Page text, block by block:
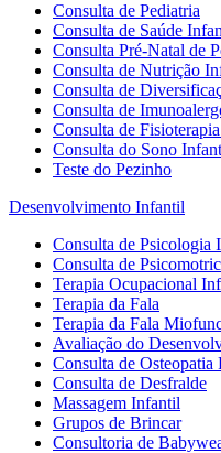
Consulta de Pediatria
Consulta de Saúde
Consulta Pré-Natal de
Consulta de Nutrição
Consulta de
Consulta de
Consulta de
Consulta do Sono
Teste do Pezinho
Desenvolvimento Infantil
Consulta de Psicologia
Consulta de
Terapia Ocupacional
Terapia da Fala
Terapia da Fala
Avaliação do
Consulta de Osteopatia
Consulta de Desfralde
Massagem Infantil
Grupos de Brincar
Consultoria de